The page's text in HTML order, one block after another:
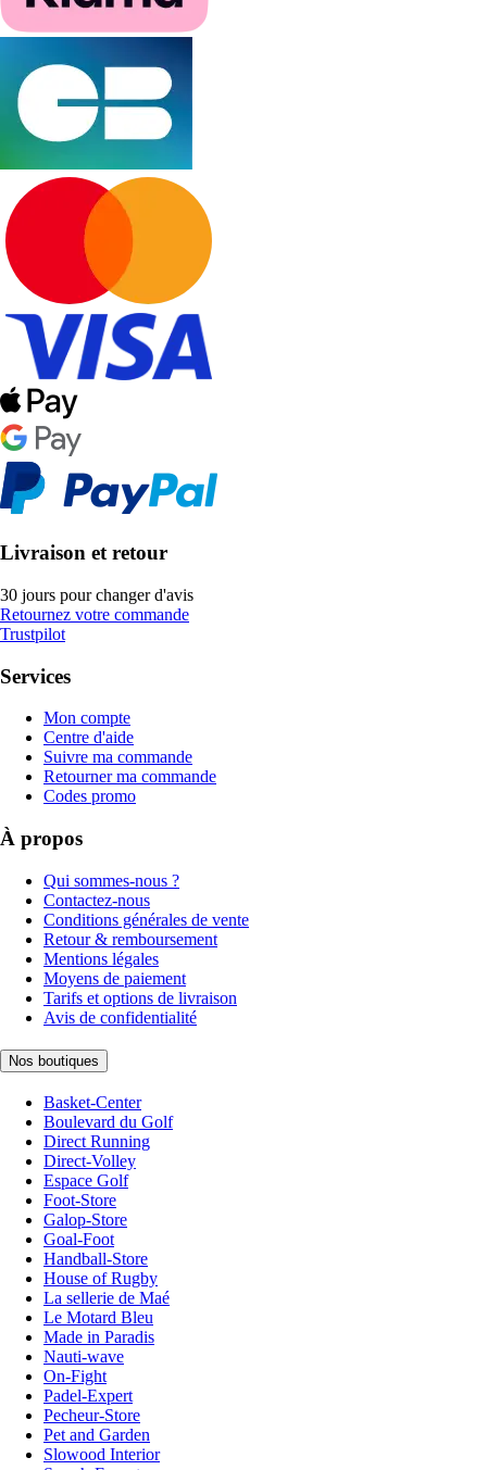
Livraison et retour
30 jours pour changer d'avis
Retournez votre commande
Trustpilot
Services
Mon compte
Centre d'aide
Suivre ma commande
Retourner ma commande
Codes promo
À propos
Qui sommes-nous ?
Contactez-nous
Conditions générales de vente
Retour & remboursement
Mentions légales
Moyens de paiement
Tarifs et options de livraison
Avis de confidentialité
Nos boutiques
Basket-Center
Boulevard du Golf
Direct Running
Direct-Volley
Espace Golf
Foot-Store
Galop-Store
Goal-Foot
Handball-Store
House of Rugby
La sellerie de Maé
Le Motard Bleu
Made in Paradis
Nauti-wave
On-Fight
Padel-Expert
Pecheur-Store
Pet and Garden
Slowood Interior